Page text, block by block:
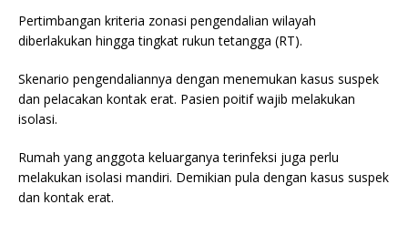
Pertimbangan kriteria zonasi pengendalian wilayah
diberlakukan hingga tingkat rukun tetangga (RT).
Skenario pengendaliannya dengan menemukan kasus suspek
dan pelacakan kontak erat. Pasien poitif wajib melakukan
isolasi.
Rumah yang anggota keluarganya terinfeksi juga perlu
melakukan isolasi mandiri. Demikian pula dengan kasus suspek
dan kontak erat.